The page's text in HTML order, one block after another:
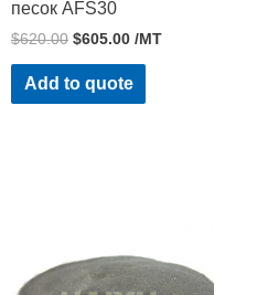
песок AFS30
$620.00 $605.00 /MT
Add to quote